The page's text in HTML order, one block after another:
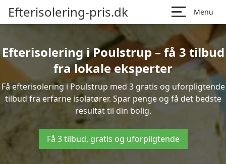
Efterisolering-pris.dk Menu
Efterisolering i Poulstrup – få 3 tilbud
fra lokale eksperter
Få efterisolering i Poulstrup med 3 gratis og uforpligtende
tilbud fra erfarne isolatører. Spar penge og få det bedste
resultat til din bolig.
Få 3 tilbud, gratis og uforpligtende